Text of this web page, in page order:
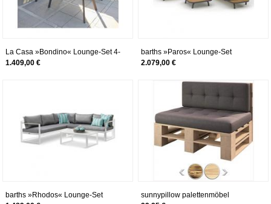
La Casa »Bondino« Lounge-Set 4-
teilig anthrazit
1.409,00 €
barths »Paros« Lounge-Set
anthrazit 2-teilig
2.079,00 €
barths »Rhodos« Lounge-Set
sunnypillow palettenmöbel